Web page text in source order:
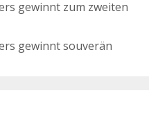
gewinnt zum zweiten
gewinnt souverän